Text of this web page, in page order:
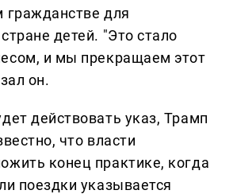
гражданстве для
детей. "Это стало
и мы прекращаем этот
он.
действовать указ, Трамп
что власти
конец практике, когда
поездки указывается